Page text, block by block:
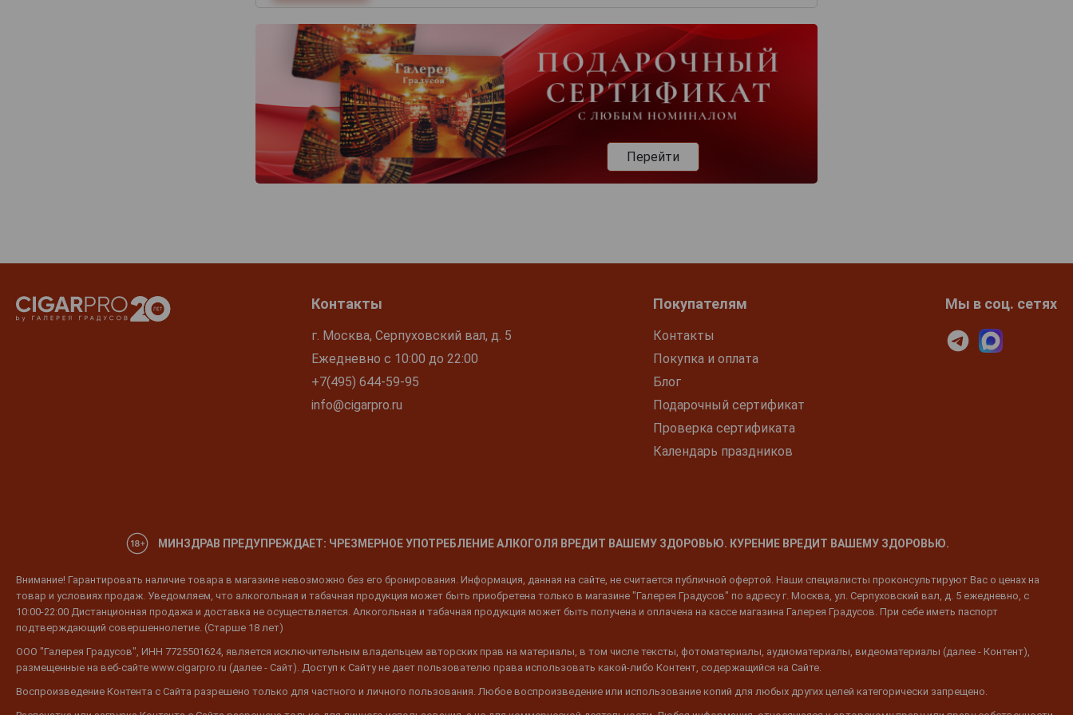
Перейти
Контакты
г. Москва, Серпуховский вал, д. 5
Ежедневно с 10:00 до 22:00
+7(495) 644-59-95
info@cigarpro.ru
Покупателям
Контакты
Покупка и оплата
Блог
Подарочный сертификат
Проверка сертификата
Календарь праздников
Мы в соц. сетях
МИНЗДРАВ ПРЕДУПРЕЖДАЕТ: ЧРЕЗМЕРНОЕ УПОТРЕБЛЕНИЕ АЛКОГОЛЯ ВРЕДИТ ВАШЕМУ ЗДОРОВЬЮ. КУРЕНИЕ ВРЕДИТ ВАШЕМУ ЗДОРОВЬЮ.
Внимание! Гарантировать наличие товара в магазине невозможно без его бронирования. Информация, данная на сайте, не считается публичной офертой. Наши специалисты проконсультируют Вас о ценах на
товар и условиях продаж. Уведомляем, что алкогольная и табачная продукция может быть приобретена только в магазине "Галерея Градусов" по адресу г. Москва, ул. Серпуховский вал, д. 5 ежедневно, с
10:00-22:00 Дистанционная продажа и доставка не осуществляется. Алкогольная и табачная продукция может быть получена и оплачена на кассе магазина Галерея Градусов. При себе иметь паспорт
подтверждающий совершеннолетие. (Старше 18 лет)
ООО "Галерея Градусов", ИНН 7725501624, является исключительным владельцем авторских прав на материалы, в том числе тексты, фотоматериалы, аудиоматериалы, видеоматериалы (далее - Контент),
размещенные на веб-сайте www.cigarpro.ru (далее - Сайт). Доступ к Сайту не дает пользователю права использовать какой-либо Контент, содержащийся на Сайте.
Воспроизведение Контента с Сайта разрешено только для частного и личного пользования. Любое воспроизведение или использование копий для любых других целей категорически запрещено.